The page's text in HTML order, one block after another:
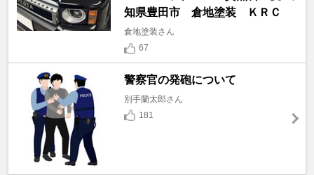
知県豊田市 倉地塗装 ＫＲＣ
倉地塗装さん
67
警察官の発砲について
別手蘭太郎さん
181